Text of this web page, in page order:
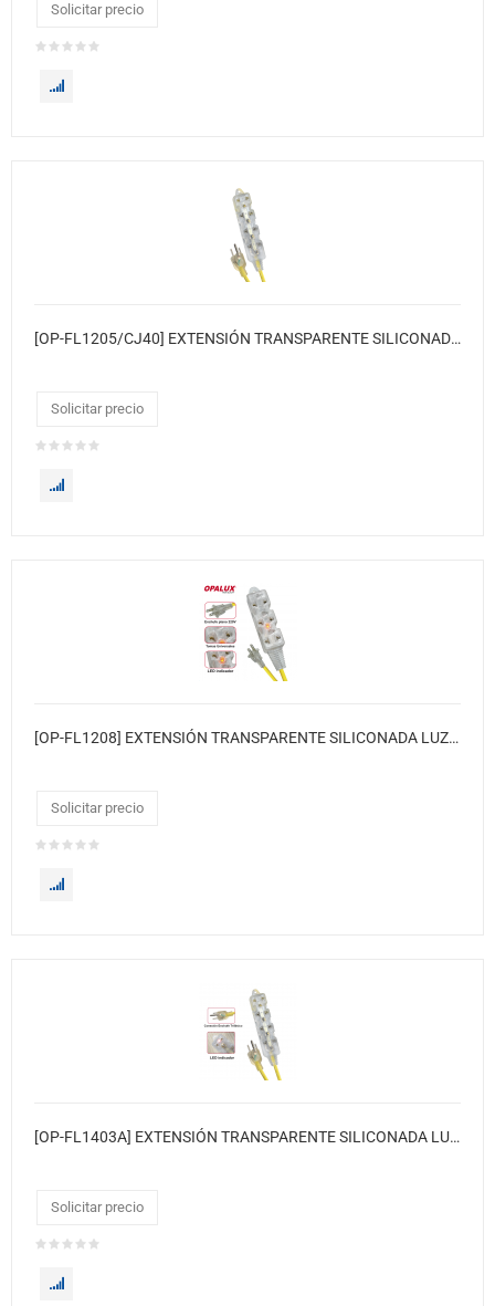
Solicitar precio
[OP-FL1205/CJ40] EXTENSIÓN TRANSPARENTE SILICONADA LUZ INDICADOR NEÓN SUPER FLEXIBLE 5 METROS 120XCJ
Solicitar precio
[OP-FL1208] EXTENSIÓN TRANSPARENTE SILICONADA LUZ INDICADOR NEÓN SUPER FLEXIBLE 8 METROS
Solicitar precio
[OP-FL1403A] EXTENSIÓN TRANSPARENTE SILICONADA LUZ INDICADOR NEÓN SUPER FLEXIBLE • Color de cable: Amarillo 3 metros
Solicitar precio